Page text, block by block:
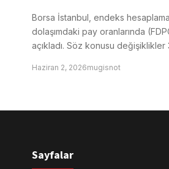
Borsa İstanbul, endeks
dolaşımdaki pay oranlarında
açıkladı. Söz konusu
Haziran 2, 2026mugisnot
Sayfalar